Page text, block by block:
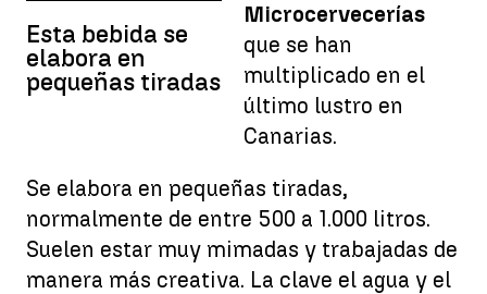
Esta bebida se
elabora en
pequeñas tiradas
Microcervecerías
que se han
multiplicado en el
último lustro en
Canarias.
Se elabora en pequeñas tiradas,
normalmente de entre 500 a 1.000 litros.
Suelen estar muy mimadas y trabajadas de
manera más creativa. La clave el agua y el